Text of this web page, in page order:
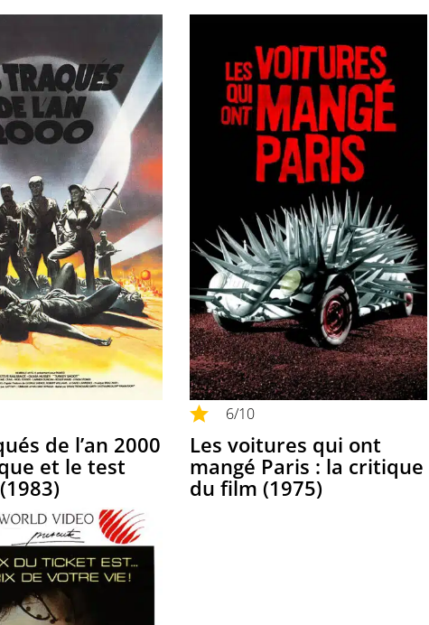
de l’an 2000
et le test
6/10
Les voitures qui ont
mangé Paris : la critique
du film (1975)